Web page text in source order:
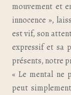
mouvement et
innocence »,
est vif, son
expressif et sa
présents, notre
« Le mental ne
peut